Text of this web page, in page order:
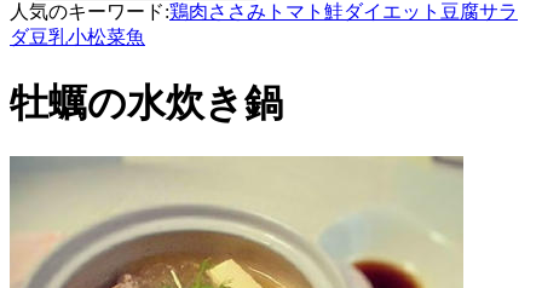
人気のキーワード:鶏肉ささみ トマト 鮭ダイエット 豆腐サラ
ダ豆乳小松菜魚
牡蠣の水炊き鍋